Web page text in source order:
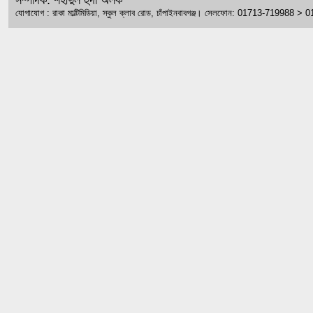
যোগাযোগ : রাকা মাল্টিমিডিয়া, স্কুল ক্লাব রোড, চাঁপাইনবাবগঞ্জ। সেলফোন: 01713-